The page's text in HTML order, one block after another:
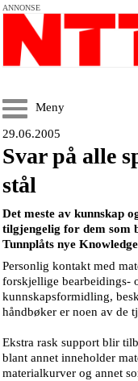
ANNONSE
Meny
29.06.2005
Svar på alle
stål
Det meste av kunnskap
tilgjengelig for dem som
Tunnplåts nye
Personlig kontakt med
forskjellige bearbeidings-
kunnskapsformidling,
håndbøker er noen av de
Ekstra rask support blir
blant annet inneholder
materialkurver og annet